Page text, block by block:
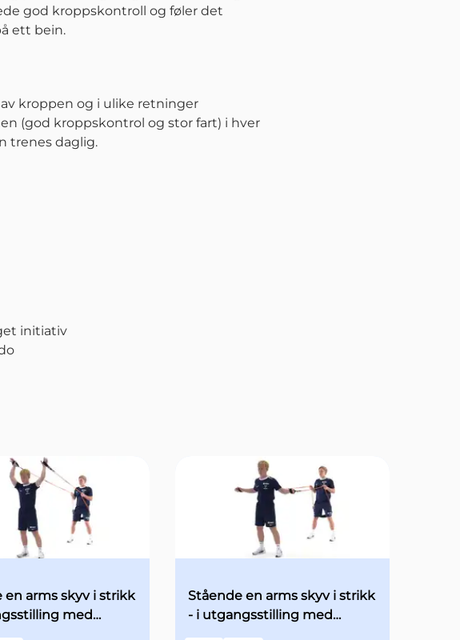
god kroppskontroll og føler det
ett bein.
kroppen og i ulike retninger
(god kroppskontrol og stor fart) i hver
trenes daglig.
initiativ
en arms skyv i strikk
med
Stående en arms skyv i strikk
- i utgangsstilling med